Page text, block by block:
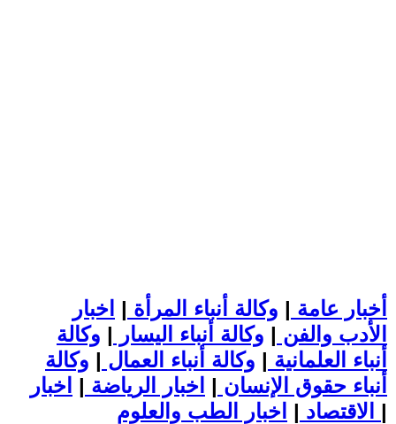
أخبار عامة | وكالة أنباء المرأة | اخبار
الأدب والفن | وكالة أنباء اليسار | وكالة
أنباء العلمانية | وكالة أنباء العمال | وكالة
أنباء حقوق الإنسان | اخبار الرياضة | اخبار
الاقتصاد | |